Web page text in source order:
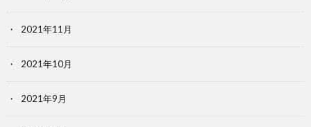
2021年11月
2021年10月
2021年9月